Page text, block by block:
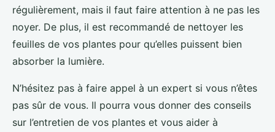
régulièrement, mais il faut faire attention à ne pas les
noyer. De plus, il est recommandé de nettoyer les
feuilles de vos plantes pour qu’elles puissent bien
absorber la lumière.
N’hésitez pas à faire appel à un expert si vous n’êtes
pas sûr de vous. Il pourra vous donner des conseils
sur l’entretien de vos plantes et vous aider à